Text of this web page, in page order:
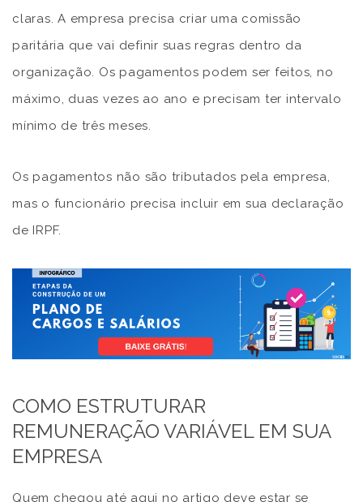
claras. A empresa precisa criar uma comissão
paritária que vai definir suas regras dentro da
organização. Os pagamentos podem ser feitos, no
máximo, duas vezes ao ano e precisam ter intervalo
mínimo de três meses.
Os pagamentos não são tributados pela empresa,
mas o funcionário precisa incluir em sua declaração
de IRPF.
COMO ESTRUTURAR
REMUNERAÇÃO VARIÁVEL EM SUA
EMPRESA
Quem chegou até aqui no artigo deve estar se